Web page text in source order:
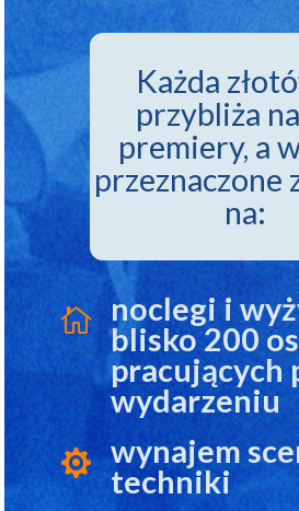
Każda
przybliża
premiery, a
przeznaczone
na:

noclegi i
blisko 200
pracujących
wydarzeniu

wynajem
techniki